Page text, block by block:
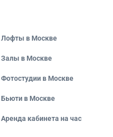
Лофты в Москве
Залы в Москве
Фотостудии в Москве
Бьюти в Москве
Аренда кабинета на час